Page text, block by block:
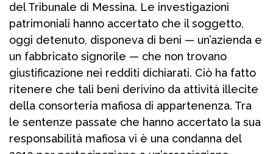
del Tribunale di Messina. Le investigazioni
patrimoniali hanno accertato che il soggetto,
oggi detenuto, disponeva di beni — un’azienda e
un fabbricato signorile — che non trovano
giustificazione nei redditi dichiarati. Ciò ha fatto
ritenere che tali beni derivino da attività illecite
della consorteria mafiosa di appartenenza. Tra
le sentenze passate che hanno accertato la sua
responsabilità mafiosa vi è una condanna del